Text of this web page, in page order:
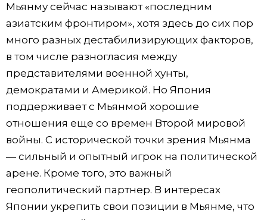
Мьянму сейчас называют «последним
азиатским фронтиром», хотя здесь до сих пор
много разных дестабилизирующих факторов,
в том числе разногласия между
представителями военной хунты,
демократами и Америкой. Но Япония
поддерживает с Мьянмой хорошие
отношения еще со времен Второй мировой
войны. С исторической точки зрения Мьянма
— сильный и опытный игрок на политической
арене. Кроме того, это важный
геополитический партнер. В интересах
Японии укрепить свои позиции в Мьянме, что